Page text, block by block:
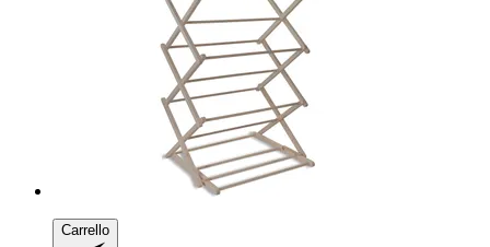
Carrello